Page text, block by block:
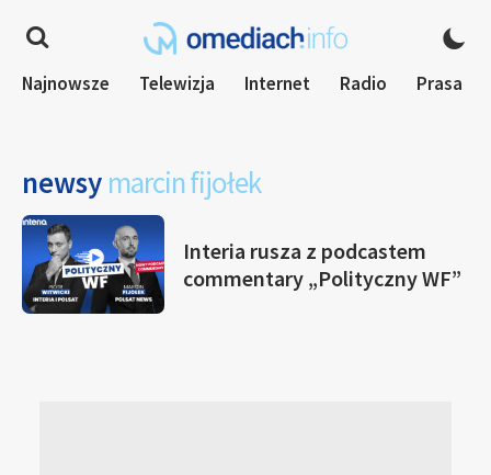
Najnowsze Telewizja Internet Radio Prasa
newsy marcin fijołek
Interia rusza z podcastem
commentary „Polityczny WF”